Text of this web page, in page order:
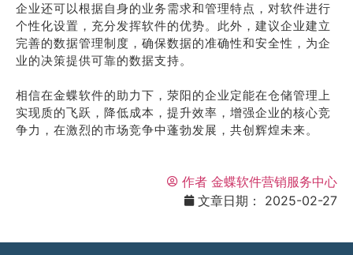
企业还可以根据自身的业务需求和管理特点，对软件进行
个性化设置，充分发挥软件的优势。此外，建议企业建立
完善的数据管理制度，确保数据的准确性和安全性，为企
业的决策提供可靠的数据支持。
相信在金蝶软件的助力下，荥阳的企业定能在仓储管理上
实现质的飞跃，降低成本，提升效率，增强企业的核心竞
争力，在激烈的市场竞争中蓬勃发展，共创辉煌未来。
作者 金蝶软件营销服务中心
文章日期：
2025-02-27